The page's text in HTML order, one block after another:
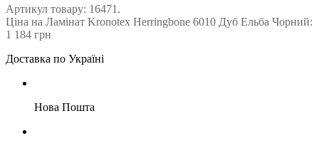
Артикул товару: 16471.
Ціна на Ламінат Kronotex Herringbone 6010 Дуб Ельба Чорний:
1 184 грн
Доставка по Україні
Нова Пошта